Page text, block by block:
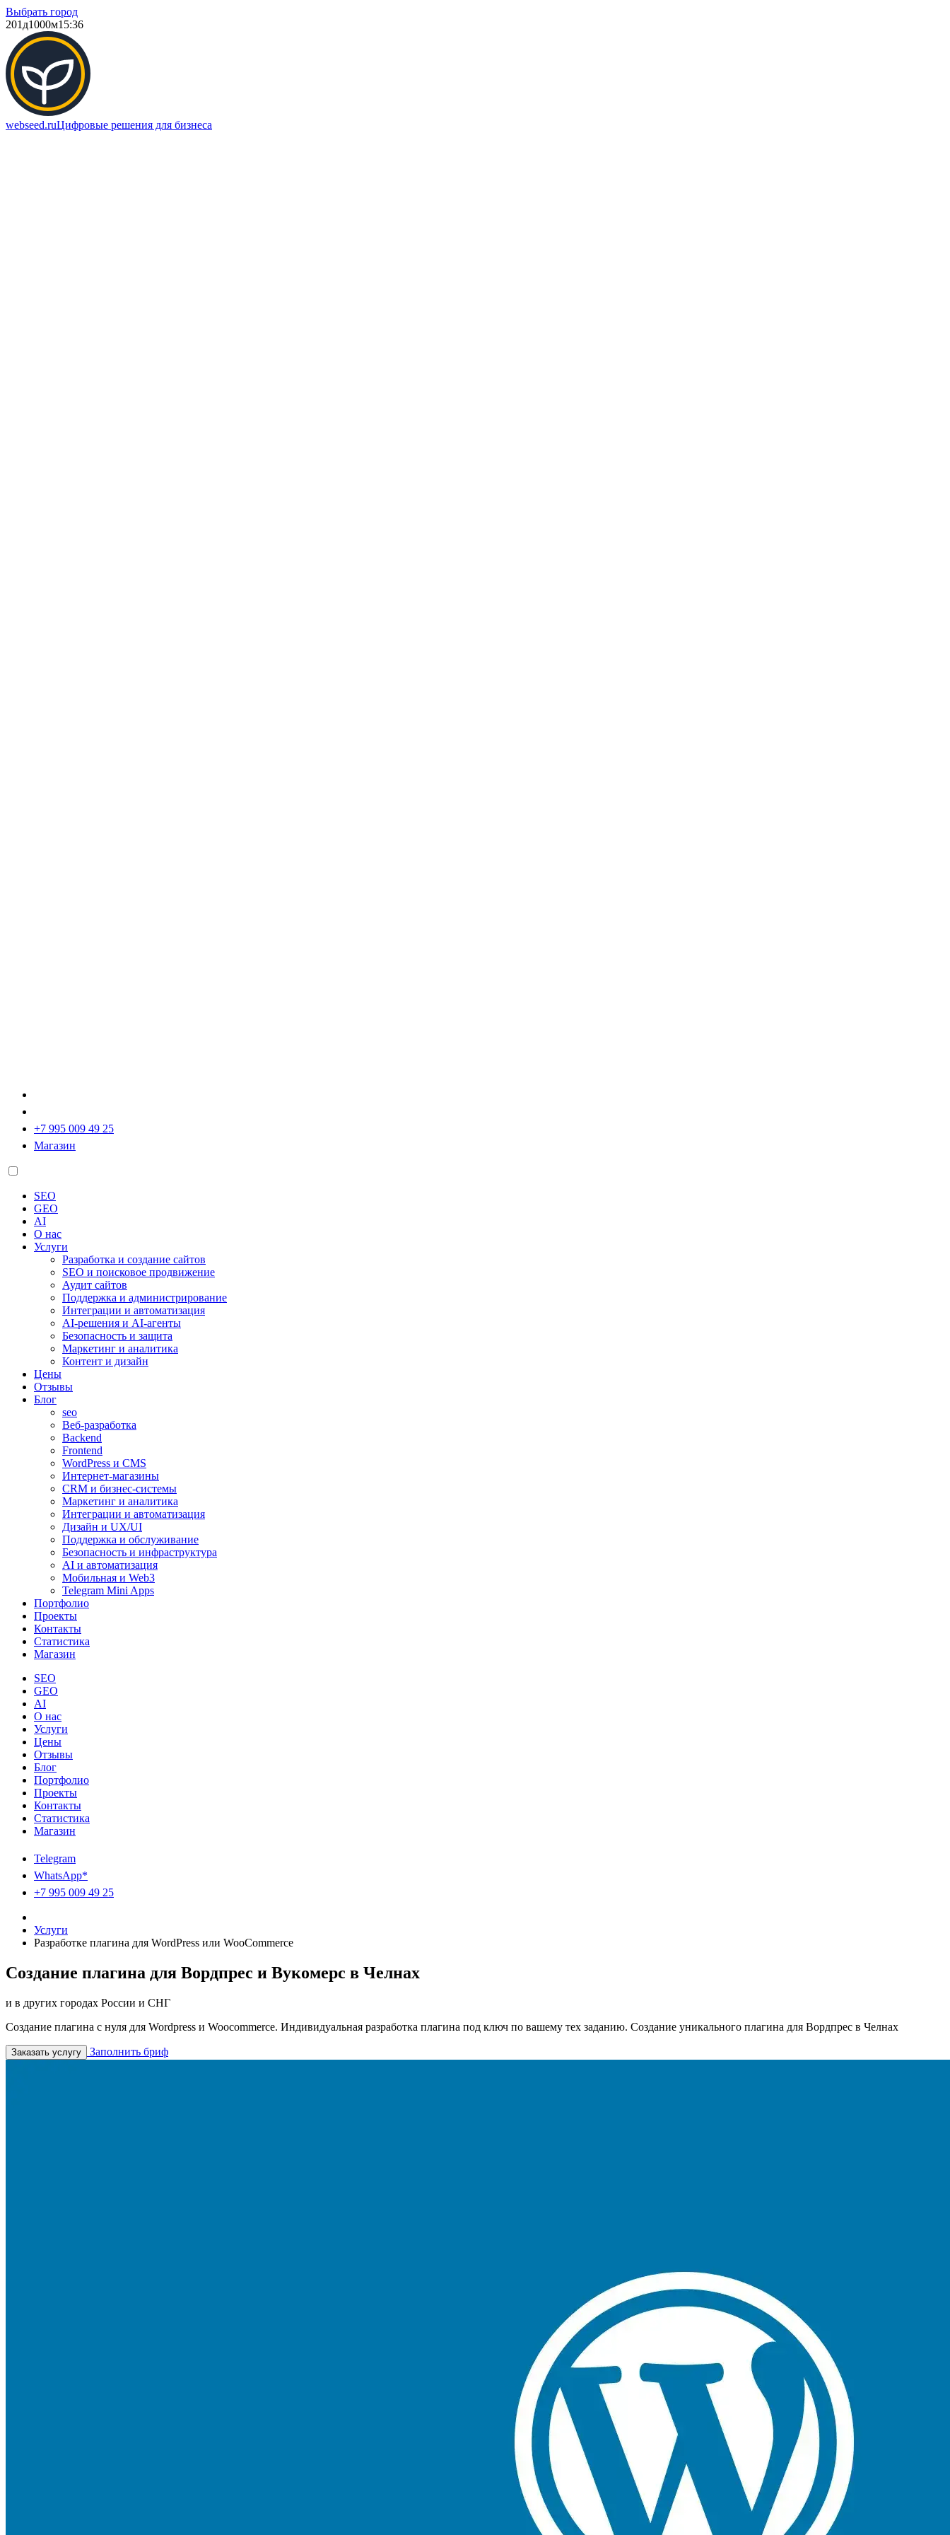
Выбрать город
201д1000м15:36
webseed.ruЦифровые решения для бизнеса
+7 995 009 49 25
Магазин
SEO
GEO
AI
О нас
Услуги
Разработка и создание сайтов
SEO и поисковое продвижение
Аудит сайтов
Поддержка и администрирование
Интеграции и автоматизация
AI-решения и AI-агенты
Безопасность и защита
Маркетинг и аналитика
Контент и дизайн
Цены
Отзывы
Блог
seo
Веб-разработка
Backend
Frontend
WordPress и CMS
Интернет-магазины
CRM и бизнес-системы
Маркетинг и аналитика
Интеграции и автоматизация
Дизайн и UX/UI
Поддержка и обслуживание
Безопасность и инфраструктура
AI и автоматизация
Мобильная и Web3
Telegram Mini Apps
Портфолио
Проекты
Контакты
Статистика
Магазин
SEO
GEO
AI
О нас
Услуги
Цены
Отзывы
Блог
Портфолио
Проекты
Контакты
Статистика
Магазин
Telegram
WhatsApp*
+7 995 009 49 25
Услуги
Разработке плагина для WordPress или WooCommerce
Создание плагина для Вордпрес и Вукомерс в Челнах
и в других городах России и СНГ
Создание плагина с нуля для Wordpress и Woocommerce. Индивидуальная разработка плагина под ключ по вашему тех заданию. Создание уникального плагина для Вордпрес в Челнах
Заказать услугу Заполнить бриф